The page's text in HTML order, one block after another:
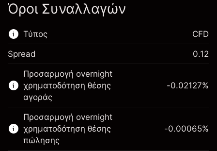
Όροι Συναλλαγών
Τύπος
Αυτή η χρηματοπιστωτική αγορά είναι
διαθέσιμη για διαπραγμάτευση CFD.
Μάθετε περισσότερα σχετικά με:
CFDs
CFD
Spread 0.12
Προσαρμογή overnight
χρηματοδότηση θέσης
αγοράς
-0.02127%
Προσαρμογή overnight
χρηματοδότηση θέσης
πώλησης
-0.00065%